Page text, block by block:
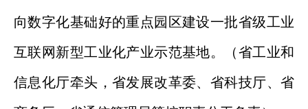
向数字化基础好的重点园区建设一批省级工业
互联网新型工业化产业示范基地。（省工业和
信息化厅牵头，省发展改革委、省科技厅、省